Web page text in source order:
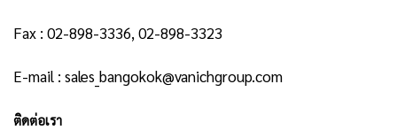
Fax : 02-898-3336, 02-898-3323
E-mail : sales_bangokok@vanichgroup.com
ติดต่อเรา